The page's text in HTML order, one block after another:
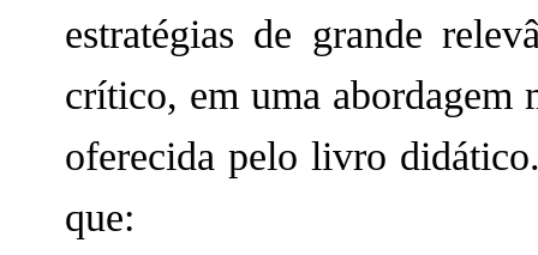
estratégias de grande
crítico, em uma abordagem
oferecida pelo livro
que: